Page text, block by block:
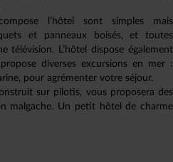
l’hôtel sont simples mais
et panneaux boisés, et toutes
télévision. L’hôtel dispose également
diverses excursions en mer :
pour agrémenter votre séjour.
sur pilotis, vous proposera des
malgache. Un petit hôtel de charme